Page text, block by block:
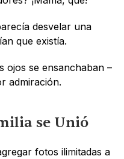
desvelar una
que existía.
ojos se ensanchaban –
admiración.
se Unió
fotos ilimitadas a